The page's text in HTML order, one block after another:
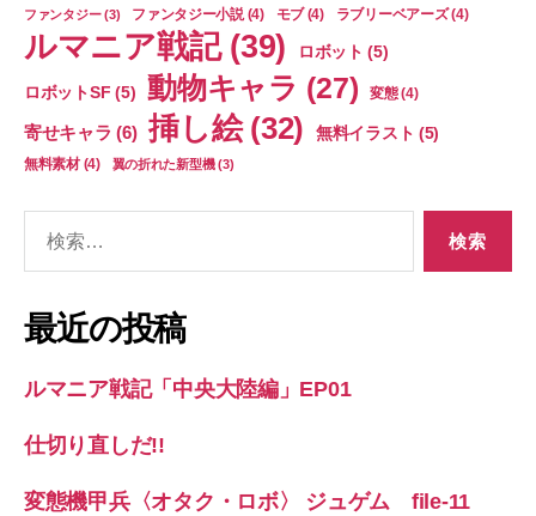
ファンタジー(3) ファンタジー小説(4) モブ(4) ラブリーベアーズ(4)
ルマニア戦記(39) ロボット (5)
ロボットSF (5) 動物キャラ (27) 変態(4)
寄せキャラ (6) 挿し絵(32) 無料イラスト (5)
無料素材(4) 翼の折れた新型機(3)
象:
最近の投稿
ルマニア戦記「中央大陸編」EP01
仕切り直しだ!!
変態機甲兵〈オタク・ロボ〉 ジュゲム file-11